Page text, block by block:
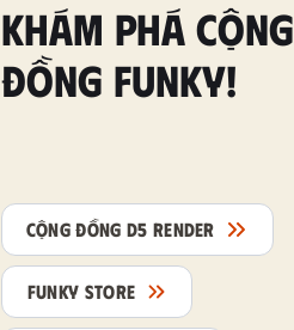
KHÁM PHÁ CỘNG
ĐỒNG FUNKY!
CỘNG ĐỒNG D5 RENDER
FUNKY STORE